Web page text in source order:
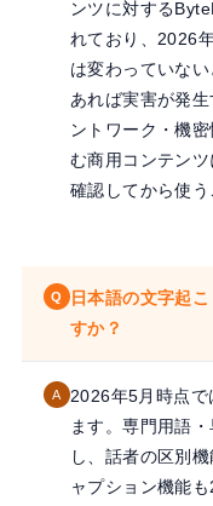
ンツに対する
れており、2026
は変わっていな
あれば実害が発
ントワーク・機
む商用コンテン
確認してから使う
Q
日本語の文字起
すか？
A
2026年5月時点で
ます。専門用語
し、話者の区別
ャプション機能